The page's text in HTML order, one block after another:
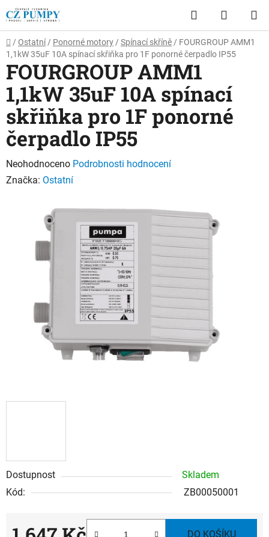
Přejít
na
obsah
Hledat
KOŠÍK
Domů
/ Ostatní / Ponorné motory / Spínací skříně / FOURGROUP AMM1
1,1kW 35uF 10A spínací skřiňka pro 1F ponorné čerpadlo IP55
Dostupnost
Skladem
Kód:
ZB00050001
DO KOŠÍKU
FOURGROUP AMM1
1,1kW 35uF 10A spínací
skřiňka pro 1F ponorné
čerpadlo IP55
Průměrné
hodnocení
Neohodnoceno Podrobnosti hodnocení
Značka: Ostatní